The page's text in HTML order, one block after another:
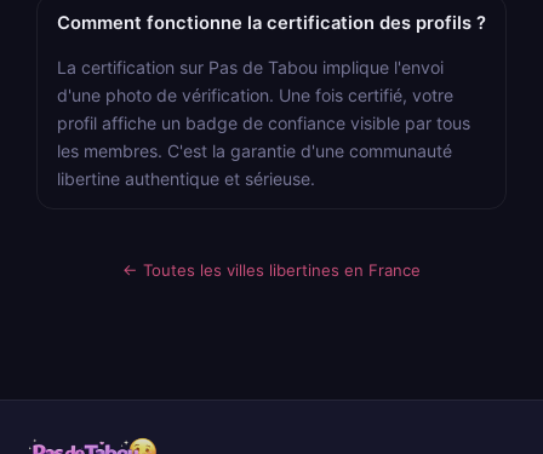
Comment fonctionne la certification des profils ?
La certification sur Pas de Tabou implique l'envoi
d'une photo de vérification. Une fois certifié, votre
profil affiche un badge de confiance visible par tous
les membres. C'est la garantie d'une communauté
libertine authentique et sérieuse.
← Toutes les villes libertines en France